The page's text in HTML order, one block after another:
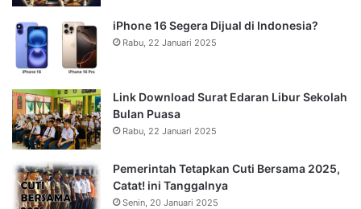
iPhone 16 Segera Dijual di Indonesia?
Rabu, 22 Januari 2025
Link Download Surat Edaran Libur Sekolah
Bulan Puasa
Rabu, 22 Januari 2025
Pemerintah Tetapkan Cuti Bersama 2025,
Catat! ini Tanggalnya
Senin, 20 Januari 2025